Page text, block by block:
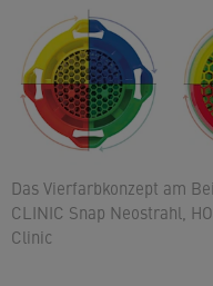
Das Vierfarbkonzept am
CLINIC Snap Neostrahl,
Clinic